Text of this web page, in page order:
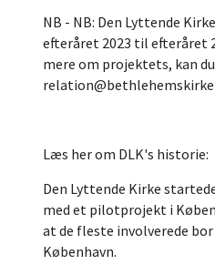
NB - NB: Den Lyttende
efteråret 2023 til efteråret
mere om projektets, kan
Læs her om DLK's historie:
Den Lyttende Kirke
med et pilotprojekt i
at de fleste involverede
København.